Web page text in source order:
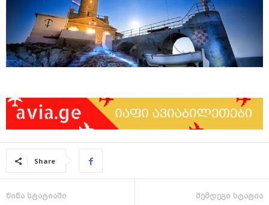
Share
წინა სტატიაში შემდეგი სტატია